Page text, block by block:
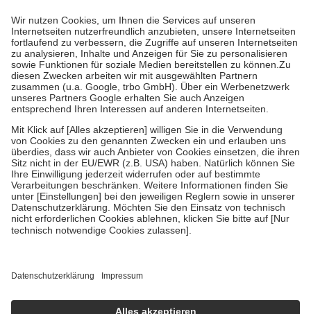
höchstens zehn Euro.
Es sind jedoch nie mehr als die tatsächlichen
Kosten der Leistung zu entrichten.
Diese Regeln gelten grundsätzlich auch für Online-Apotheken.
Bei Heilmitteln und häuslicher Krankenpflege beträgt die
Zuzahlung zehn Prozent der Kosten sowie zehn Euro je
Verordnung.
Um das Engagement der Versicherten für ihre eigene Gesundheit zu
stärken und die besondere Stellung der Familie zu unterstützen,
fallenkeine Zuzahlungenan bei:
• Kindern und Jugendlichen bis zum vollendeten 18. Lebensjahr
mit Ausnahme der Fahrkosten
• Untersuchungen zur Vorsorge und Früherkennung, die von der
GKV getragen werden
• empfohlenen Schutzimpfungen
• Harn- und Blutteststreifen
getroffen, um sicherzustellen, dass es sich um echte Bewertungen
https://help.etrusted.com/hc/de/articles/4419944605341